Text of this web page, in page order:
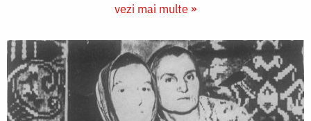
vezi mai multe »